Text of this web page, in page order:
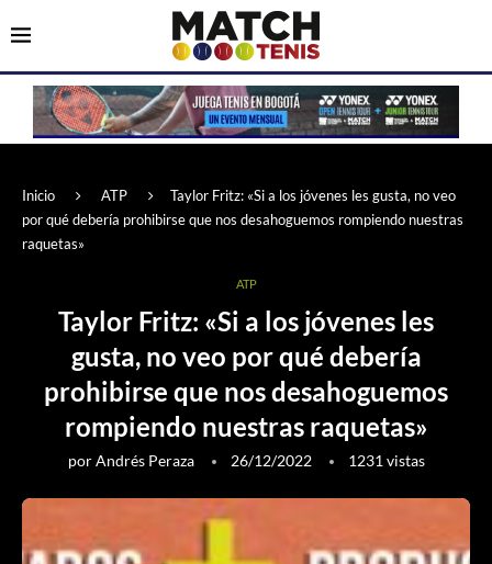
Inicio ATP
Taylor Fritz: «Si a los jóvenes les gusta, no veo
por qué debería prohibirse que nos desahoguemos rompiendo nuestras
raquetas»
ATP
Taylor Fritz: «Si a los jóvenes les
gusta, no veo por qué debería
prohibirse que nos desahoguemos
rompiendo nuestras raquetas»
porAndrés Peraza 26/12/2022 1231 vistas